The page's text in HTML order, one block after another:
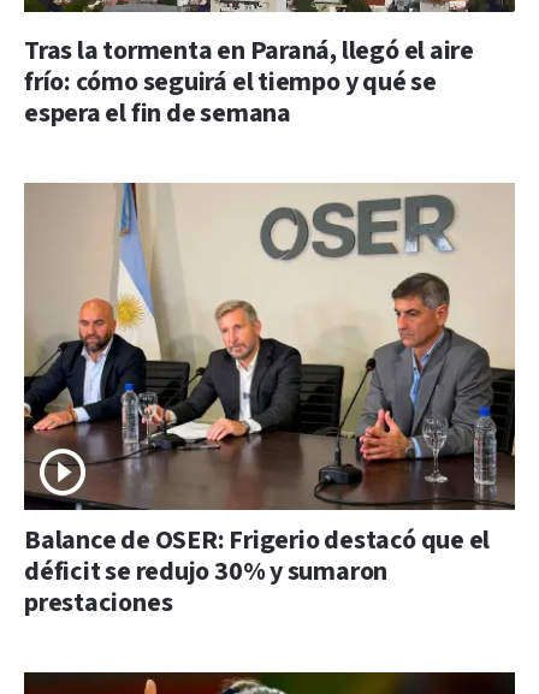
Tras la tormenta en Paraná, llegó el aire
frío: cómo seguirá el tiempo y qué se
espera el fin de semana
Balance de OSER: Frigerio destacó que el
déficit se redujo 30% y sumaron
prestaciones